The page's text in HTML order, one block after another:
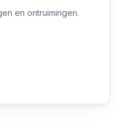
en ontruimingen.